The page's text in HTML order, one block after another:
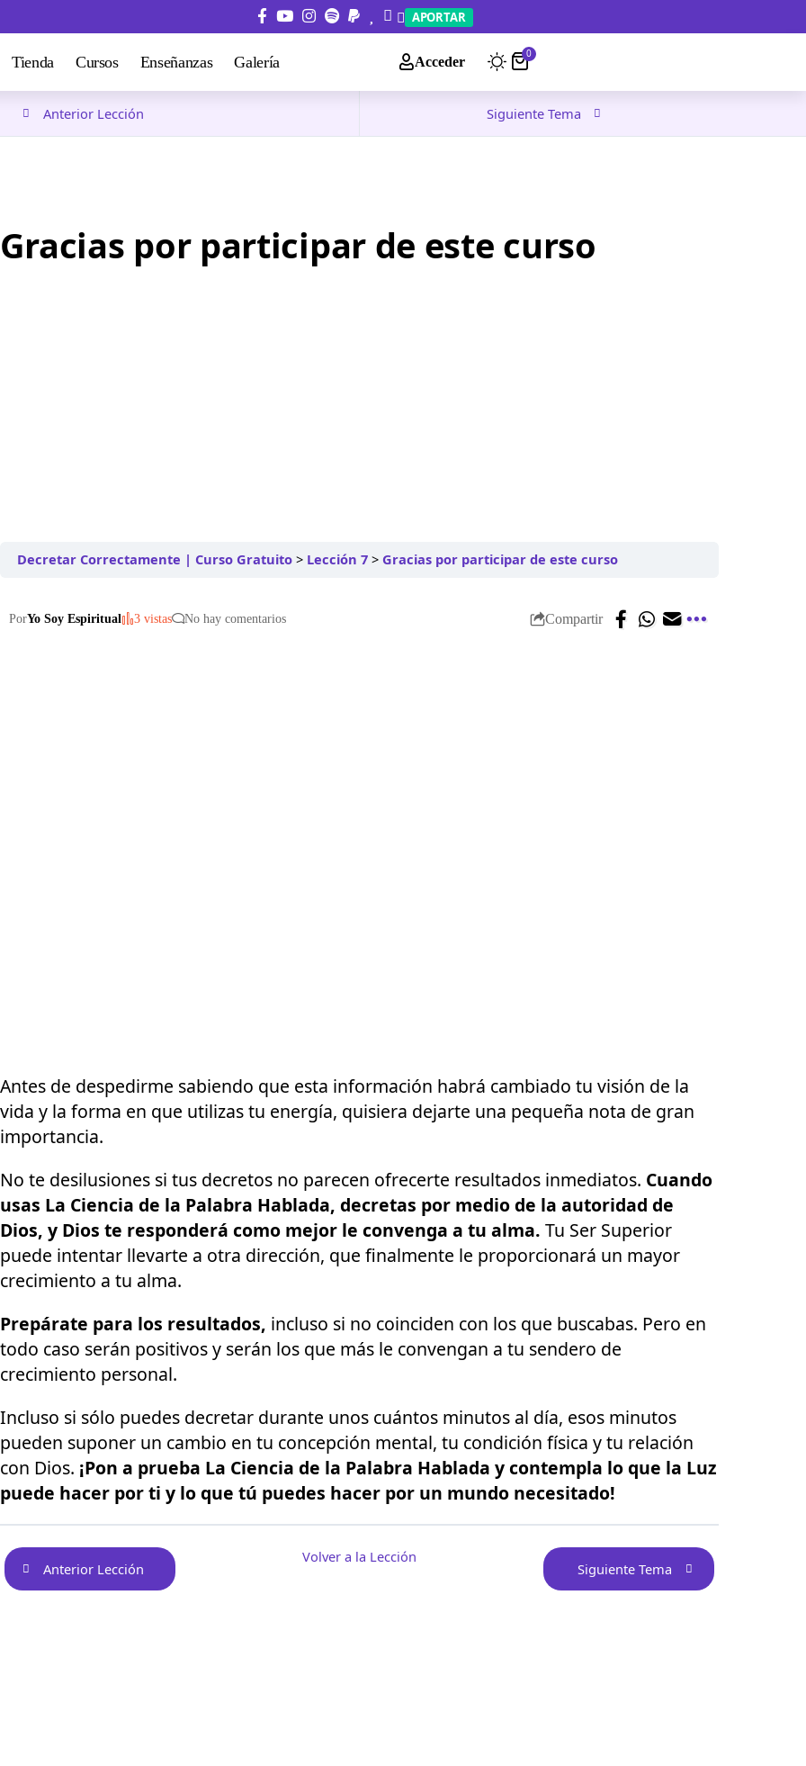
APORTAR
Tienda Cursos Enseñanzas Galería Acceder
0
Anterior Lección Siguiente Tema
Gracias por participar de este curso
Decretar Correctamente | Curso Gratuito Lección 7 Gracias por participar de este curso
PorYo Soy Espiritual 3 vistas No hay comentarios Compartir
Antes de despedirme sabiendo que esta información habrá cambiado tu visión de la
vida y la forma en que utilizas tu energía, quisiera dejarte una pequeña nota de gran
importancia.
No te desilusiones si tus decretos no parecen ofrecerte resultados inmediatos. Cuando
usas La Ciencia de la Palabra Hablada, decretas por medio de la autoridad de
Dios, y Dios te responderá como mejor le convenga a tu alma. Tu Ser Superior
puede intentar llevarte a otra dirección, que finalmente le proporcionará un mayor
crecimiento a tu alma.
Prepárate para los resultados, incluso si no coinciden con los que buscabas. Pero en
todo caso serán positivos y serán los que más le convengan a tu sendero de
crecimiento personal.
Incluso si sólo puedes decretar durante unos cuántos minutos al día, esos minutos
pueden suponer un cambio en tu concepción mental, tu condición física y tu relación
con Dios. ¡Pon a prueba La Ciencia de la Palabra Hablada y contempla lo que la Luz
puede hacer por ti y lo que tú puedes hacer por un mundo necesitado!
Anterior Lección
Volver a la Lección
Siguiente Tema